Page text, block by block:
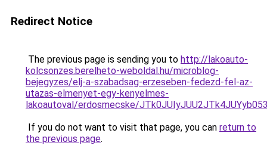
Redirect Notice
The previous page is sending you to http://lakoauto-
kolcsonzes.berelheto-weboldal.hu/microblog-
bejegyzes/elj-a-szabadsag-erzeseben-fedezd-fel-az-
utazas-elmenyet-egy-kenyelmes-
lakoautoval/erdosmecske/
If you do not want to visit that page, you can return to
the previous page.